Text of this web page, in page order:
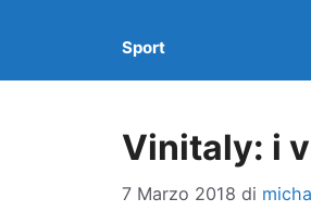
Sport
Vinitaly: i
7 Marzo 2018 di